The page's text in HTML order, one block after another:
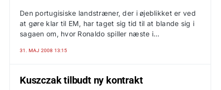
Den portugisiske landstræner, der i øjeblikket er ved
at gøre klar til EM, har taget sig tid til at blande sig i
sagaen om, hvor Ronaldo spiller næste i...
31. MAJ 2008 13:15
Kuszczak tilbudt ny kontrakt